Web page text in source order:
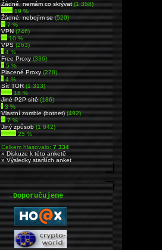
Źádné, nemám co skrývat(1 358)
19 %
Žádné, nebojím se(520)
7 %
VPN(746)
10 %
VPS(263)
4 %
Free Proxy(336)
5 %
Placené Proxy(278)
4 %
Síť TOR(1 313)
18 %
Jiné P2P sítě(186)
3 %
Vlastní zombie (botnet)(492)
7 %
Jiný způsob(1 842)
25 %
Celkem hlasovalo:7 334
» Diskuze k této anketě
» Výsledky starších anket
.Doporučujeme